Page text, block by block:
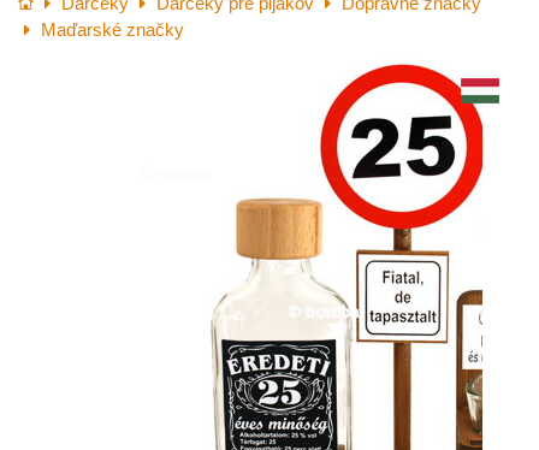
Maďarské značky